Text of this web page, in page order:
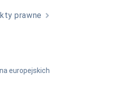
prawne
europejskich